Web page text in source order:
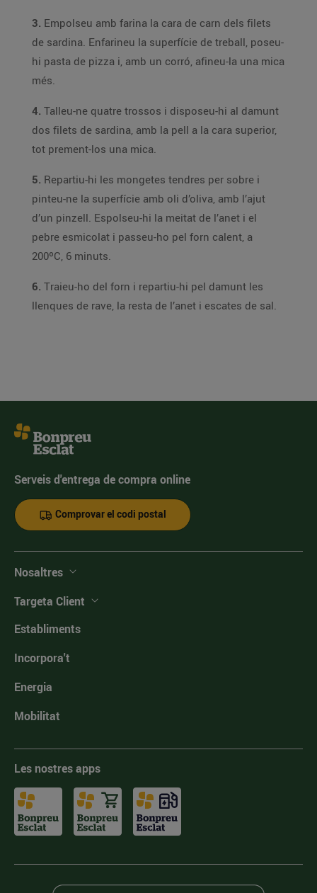
3. Empolseu amb farina la cara de carn dels filets
de sardina. Enfarineu la superfície de treball, poseu-
hi pasta de pizza i, amb un corró, afineu-la una mica
més.
4. Talleu-ne quatre trossos i disposeu-hi al damunt
dos filets de sardina, amb la pell a la cara superior,
tot prement-los una mica.
5. Repartiu-hi les mongetes tendres per sobre i
pinteu-ne la superfície amb oli d’oliva, amb l’ajut
d’un pinzell. Espolseu-hi la meitat de l’anet i el
pebre esmicolat i passeu-ho pel forn calent, a
200ºC, 6 minuts.
6. Traieu-ho del forn i repartiu-hi pel damunt les
llenques de rave, la resta de l’anet i escates de sal.
Serveis d'entrega de compra online
Comprovar el codi postal
Nosaltres
Targeta Client
Establiments
Incorpora't
Energia
Mobilitat
Les nostres apps